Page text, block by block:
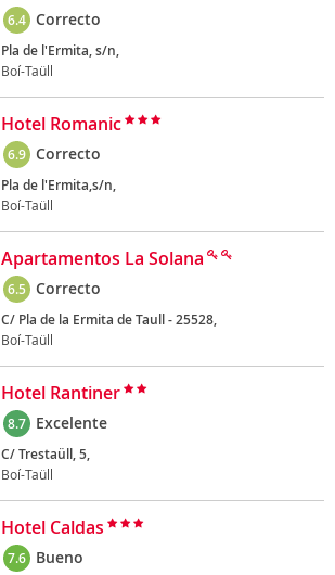
6.4 Correcto
Pla de l'Ermita, s/n,
Boí-Taüll
Hotel Romanic
6.9 Correcto
Pla de l'Ermita,s/n,
Boí-Taüll
Apartamentos La Solana
6.5 Correcto
C/ Pla de la Ermita de Taull - 25528,
Boí-Taüll
Hotel Rantiner
8.7 Excelente
C/ Trestaüll, 5,
Boí-Taüll
Hotel Caldas
7.6 Bueno